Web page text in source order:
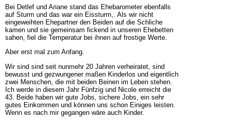
Bei Detlef und Ariane stand das Ehebarometer ebenfalls
auf Sturm und das war ein Eissturm,. Als wir nicht
eingeweihten Ehepartner den Beiden auf die Schliche
kamen und sie gemeinsam fickend in unseren Ehebetten
sahen, fiel die Temperatur bei ihnen auf frostige Werte.
Aber erst mal zum Anfang.
Wir sind sind seit nunmehr 20 Jahren verheiratet, sind
bewusst und gezwungener maßen Kinderlos und eigentlich
zwei Menschen, die mit beiden Beinen im Leben stehen.
Ich werde in diesem Jahr Fünfzig und Nicole erreicht die
43. Beide haben wir gute Jobs, sichere Jobs, ein sehr
gutes Einkommen und können uns schon Einiges leisten.
Wenn es nach mir gegangen wäre auch Kinder.